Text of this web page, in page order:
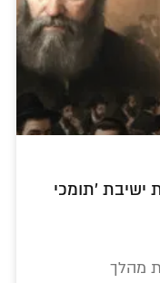
ישיבת 'תומכי
מהלך